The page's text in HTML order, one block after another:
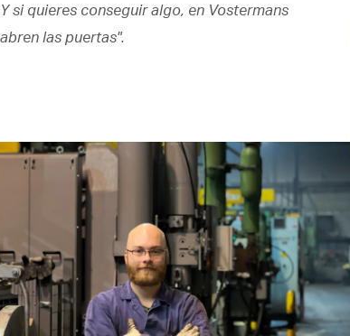
si quieres conseguir algo, en Vostermans
las puertas".